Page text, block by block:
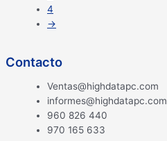
4
→
Contacto
Ventas@highdatapc.com
informes@highdatapc.com
960 826 440
970 165 633